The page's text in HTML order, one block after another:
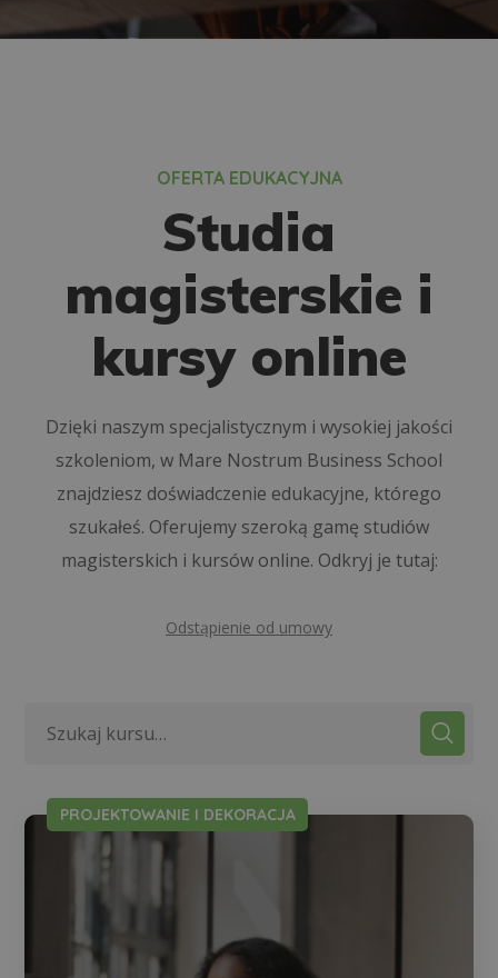
OFERTA EDUKACYJNA
Studia
magisterskie i
kursy online
Dzięki naszym specjalistycznym i wysokiej jakości
szkoleniom, w Mare Nostrum Business School
znajdziesz doświadczenie edukacyjne, którego
szukałeś. Oferujemy szeroką gamę studiów
magisterskich i kursów online. Odkryj je tutaj:
Odstąpienie od umowy
PROJEKTOWANIE I DEKORACJA